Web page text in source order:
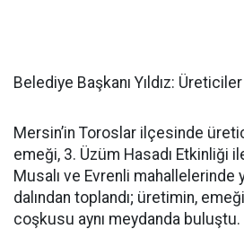
Belediye Başkanı Yıldız:
Mersin’in Toroslar ilçesinde
emeği, 3. Üzüm Hasadı Etkinliği
Musalı ve Evrenli
dalından toplandı; üretimin,
coşkusu aynı meydanda buluştu.